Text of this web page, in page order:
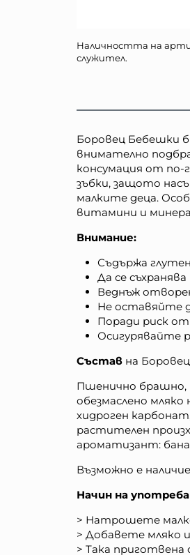
Наличността на
служител.
Боровец Бебешки
внимателно
консумация от по-
зъбки, защото
малките деца.
витамини и
Внимание:
Съдържа
Да се
Веднъж
Не оставяйте
Поради риск
Осигурявайте
Състав на
Пшенично брашно,
обезмаслено
хидроген
растителен
ароматизант:
Възможно е
Начин на употреба
> Натрошете
> Добавете мляко
> Така